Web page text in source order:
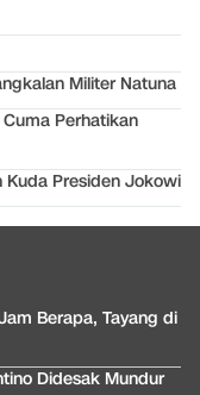
Militer Natuna
Perhatikan
Kuda Presiden Jokowi
Berapa, Tayang di
Didesak Mundur